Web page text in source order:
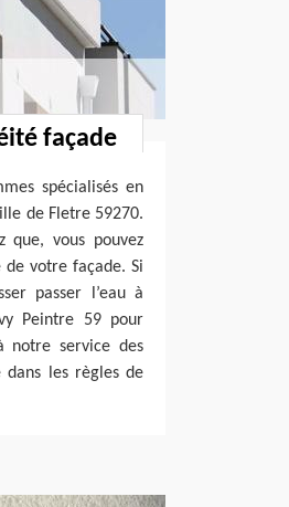
façade
spécialisés en
de Fletre 59270.
que, vous pouvez
votre façade. Si
passer l’eau à
Peintre 59 pour
notre service des
les règles de